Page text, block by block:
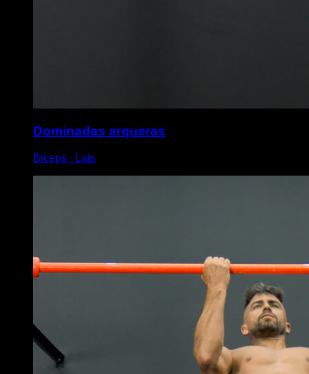
Dominadas arqueras
Biceps ∙ Lats